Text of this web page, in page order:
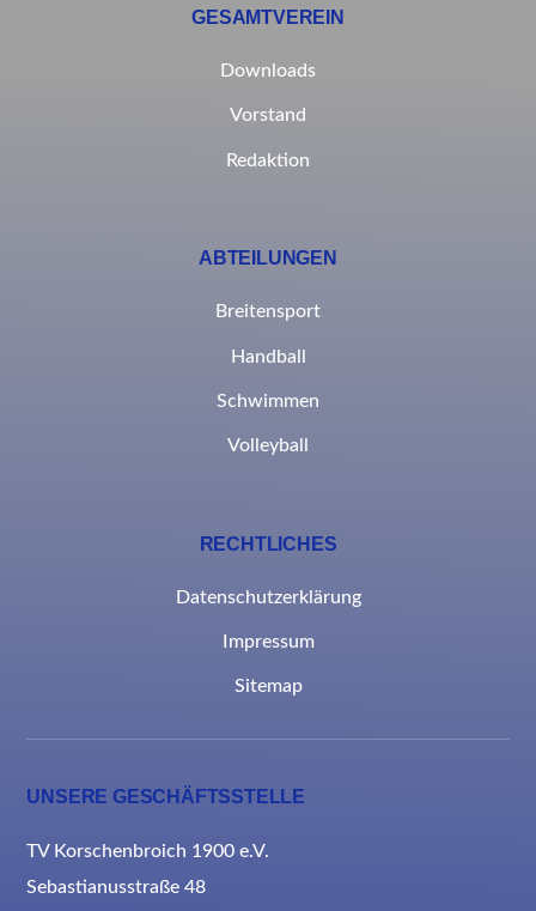
GESAMTVEREIN
Downloads
Vorstand
Redaktion
ABTEILUNGEN
Breitensport
Handball
Schwimmen
Volleyball
RECHTLICHES
Datenschutzerklärung
Impressum
Sitemap
UNSERE GESCHÄFTSSTELLE
TV Korschenbroich 1900 e.V.
Sebastianusstraße 48